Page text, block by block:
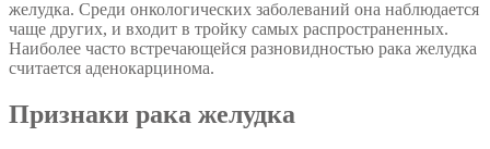
желудка. Среди онкологических заболеваний она наблюдается
чаще других, и входит в тройку самых распространенных.
Наиболее часто встречающейся разновидностью рака желудка
считается аденокарцинома.
Признаки рака желудка